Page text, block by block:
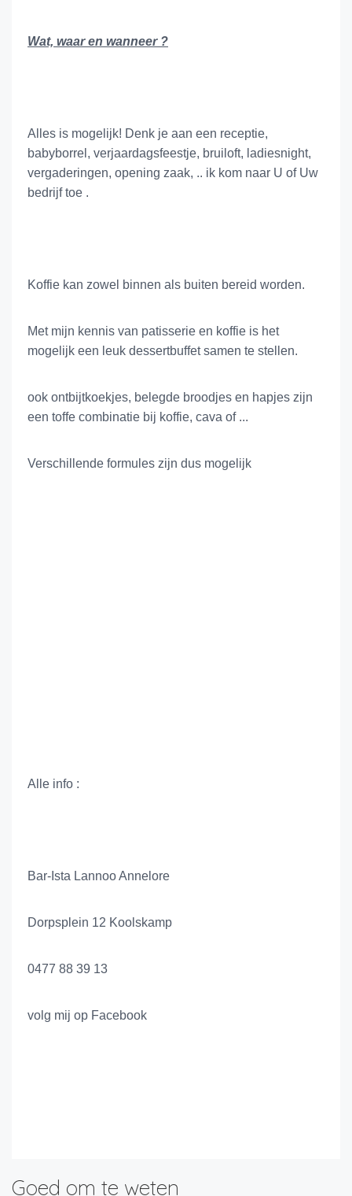
Wat, waar en wanneer ?
Alles is mogelijk! Denk je aan een receptie,
babyborrel, verjaardagsfeestje, bruiloft, ladiesnight,
vergaderingen, opening zaak, .. ik kom naar U of Uw
bedrijf toe .
Koffie kan zowel binnen als buiten bereid worden.
Met mijn kennis van patisserie en koffie is het
mogelijk een leuk dessertbuffet samen te stellen.
ook ontbijtkoekjes, belegde broodjes en hapjes zijn
een toffe combinatie bij koffie, cava of ...
Verschillende formules zijn dus mogelijk
Alle info :
Bar-Ista Lannoo Annelore
Dorpsplein 12 Koolskamp
0477 88 39 13
volg mij op Facebook
Goed om te weten